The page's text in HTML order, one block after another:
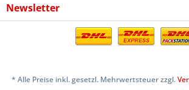
Newsletter
* Alle Preise inkl. gesetzl. Mehrwertsteuer zzgl.